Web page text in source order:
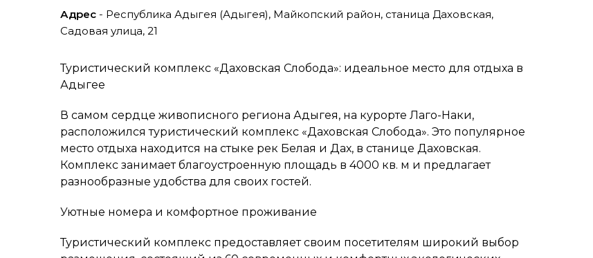
Адрес - Республика Адыгея (Адыгея), Майкопский район, станица Даховская,
Садовая улица, 21
Туристический комплекс «Даховская Слобода»: идеальное место для отдыха в
Адыгее
В самом сердце живописного региона Адыгея, на курорте Лаго-Наки,
расположился туристический комплекс «Даховская Слобода». Это популярное
место отдыха находится на стыке рек Белая и Дах, в станице Даховская.
Комплекс занимает благоустроенную площадь в 4000 кв. м и предлагает
разнообразные удобства для своих гостей.
Уютные номера и комфортное проживание
Туристический комплекс предоставляет своим посетителям широкий выбор